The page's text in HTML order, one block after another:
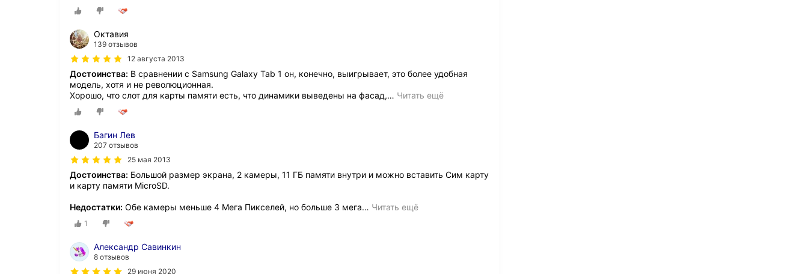
Октавия
139 отзывов
12 августа 2013
Достоинства: В сравнении с Samsung Galaxy Tab 1 он, конечно, выигрывает, это более удобная
модель, хотя и не революционная.
Хорошо, что слот для карты памяти есть, что динамики выведены на фасад,… Читать ещё
Багин Лев
207 отзывов
25 мая 2013
Достоинства: Большой размер экрана, 2 камеры, 11 ГБ памяти внутри и можно вставить Сим карту
и карту памяти MicroSD.
Недостатки: Обе камеры меньше 4 Мега Пикселей, но больше 3 мега… Читать ещё
1
Александр Савинкин
8 отзывов
29 июня 2020